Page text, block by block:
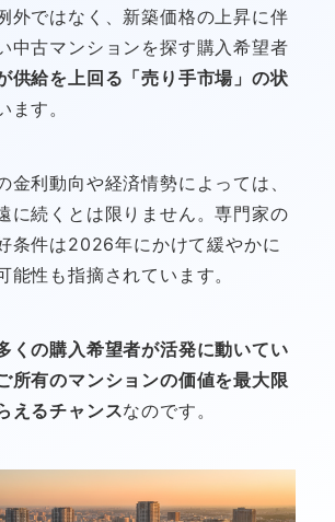
外ではなく、新築価格の上昇に伴
中古マンションを探す購入希望者
供給を上回る「売り手市場」の状
ます。
金利動向や経済情勢によっては、
に続くとは限りません。専門家の
条件は2026年にかけて緩やかに
能性も指摘されています。
くの購入希望者が活発に動いてい
所有のマンションの価値を最大限
えるチャンスなのです。